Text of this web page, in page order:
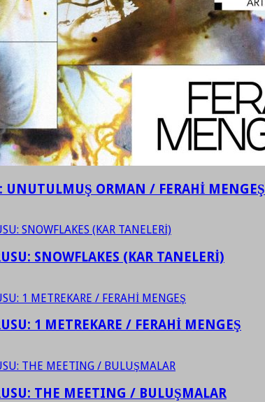
UNUTULMUŞ ORMAN / FERAHİ MENGEŞ
SNOWFLAKES (KAR TANELERİ)
1 METREKARE / FERAHİ MENGEŞ
THE MEETING / BULUŞMALAR